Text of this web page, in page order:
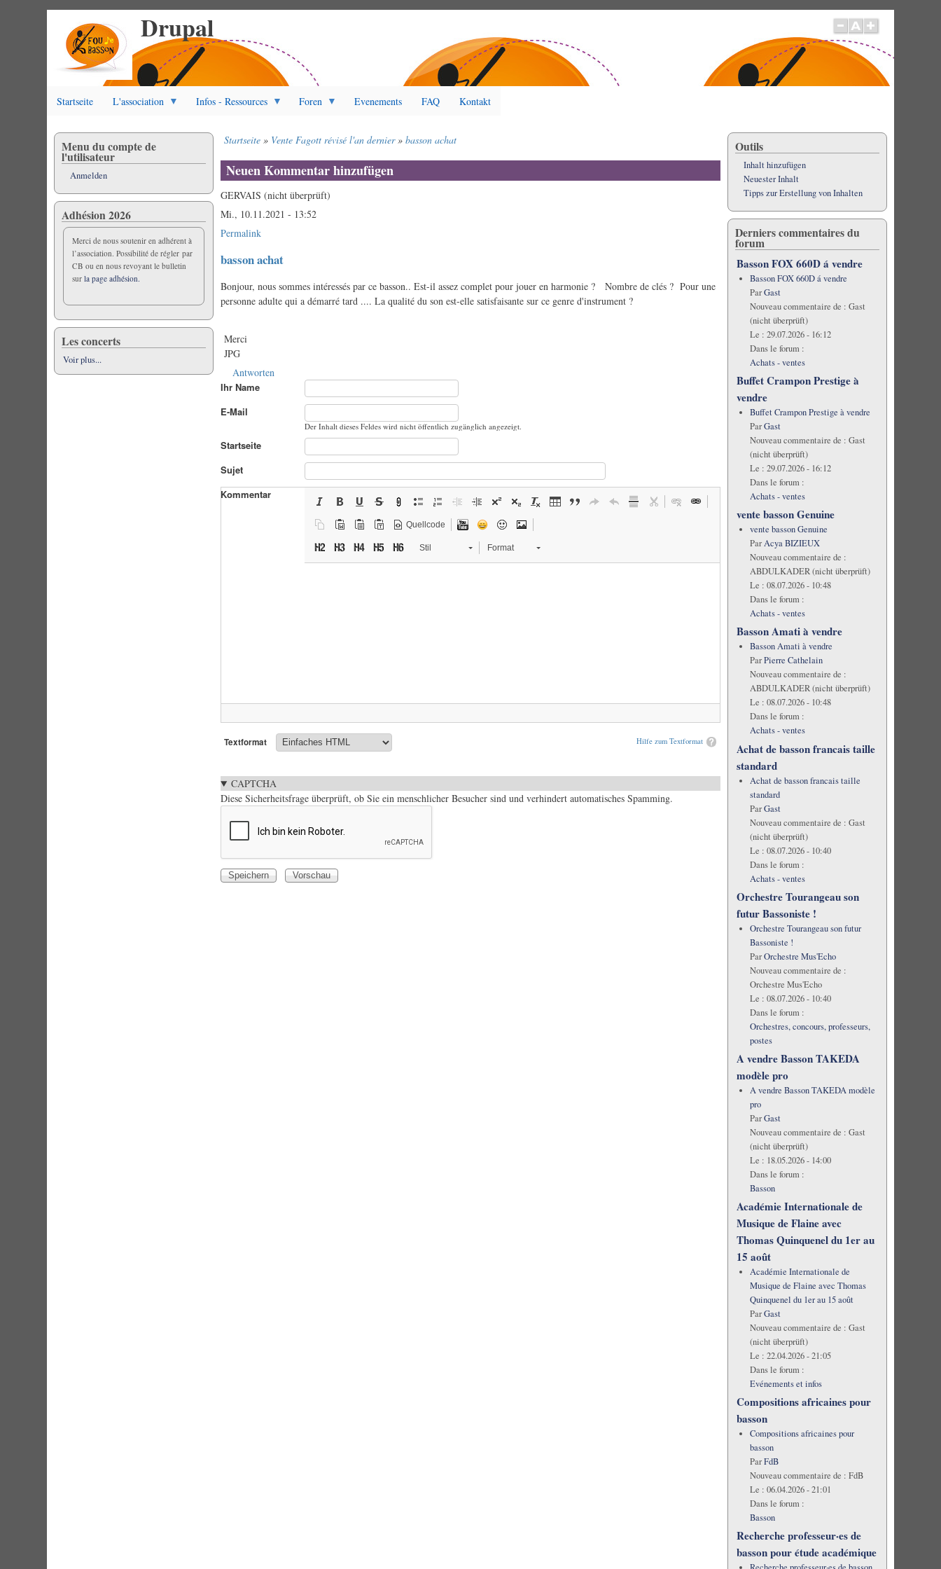
Drupal
Startseite L'association Infos - Ressources Foren Evenements FAQ Kontakt
Startseite Vente Fagott révisé l'an dernier basson achat
Neuen Kommentar hinzufügen
GERVAIS (nicht überprüft)
Mi., 10.11.2021 - 13:52
Permalink
basson achat
Bonjour, nous sommes intéressés par ce basson.. Est-il assez complet pour jouer en harmonie ? Nombre de clés ? Pour une
personne adulte qui a démarré tard .... La qualité du son est-elle satisfaisante sur ce genre d'instrument ?
Merci
JPG
Antworten
Ihr Name
E-Mail
Der Inhalt dieses Feldes wird nicht öffentlich zugänglich angezeigt.
Startseite
Sujet
Kommentar
Quellcode
Stil Format
Hilfe zum Textformat
Textformat
CAPTCHA
Diese Sicherheitsfrage überprüft, ob Sie ein menschlicher Besucher sind und verhindert automatisches Spamming.
Menu du compte de
l'utilisateur
Anmelden
Adhésion 2026
Merci de nous soutenir en adhérent à
l’association. Possibilité de régler par
CB ou en nous revoyant le bulletin
surla page adhésion.
Les concerts
Voir plus...
Outils
Inhalt hinzufügen
Neuester Inhalt
Tipps zur Erstellung von Inhalten
Derniers commentaires du
forum
Basson FOX 660D á vendre
Basson FOX 660D á vendre
ParGast
Nouveau commentaire de : Gast
(nicht überprüft)
Le : 29.07.2026 - 16:12
Dans le forum :
Achats - ventes
Buffet Crampon Prestige à
vendre
Buffet Crampon Prestige à vendre
ParGast
Nouveau commentaire de : Gast
(nicht überprüft)
Le : 29.07.2026 - 16:12
Dans le forum :
Achats - ventes
vente basson Genuine
vente basson Genuine
ParAcya BIZIEUX
Nouveau commentaire de :
ABDULKADER (nicht überprüft)
Le : 08.07.2026 - 10:48
Dans le forum :
Achats - ventes
Basson Amati à vendre
Basson Amati à vendre
ParPierre Cathelain
Nouveau commentaire de :
ABDULKADER (nicht überprüft)
Le : 08.07.2026 - 10:48
Dans le forum :
Achats - ventes
Achat de basson francais taille
standard
Achat de basson francais taille
standard
ParGast
Nouveau commentaire de : Gast
(nicht überprüft)
Le : 08.07.2026 - 10:40
Dans le forum :
Achats - ventes
Orchestre Tourangeau son
futur Bassoniste !
Orchestre Tourangeau son futur
Bassoniste !
ParOrchestre Mus'Echo
Nouveau commentaire de :
Orchestre Mus'Echo
Le : 08.07.2026 - 10:40
Dans le forum :
Orchestres, concours, professeurs,
postes
A vendre Basson TAKEDA
modèle pro
A vendre Basson TAKEDA modèle
pro
ParGast
Nouveau commentaire de : Gast
(nicht überprüft)
Le : 18.05.2026 - 14:00
Dans le forum :
Basson
Académie Internationale de
Musique de Flaine avec
Thomas Quinquenel du 1er au
15 août
Académie Internationale de
Musique de Flaine avec Thomas
Quinquenel du 1er au 15 août
ParGast
Nouveau commentaire de : Gast
(nicht überprüft)
Le : 22.04.2026 - 21:05
Dans le forum :
Evénements et infos
Compositions africaines pour
basson
Compositions africaines pour
basson
ParFdB
Nouveau commentaire de : FdB
Le : 06.04.2026 - 21:01
Dans le forum :
Basson
Recherche professeur·es de
basson pour étude académique